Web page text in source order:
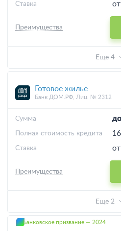
Ставка
Преимущества
Еще 4
Готовое жилье
Банк ДОМ.РФ, Лиц. № 2312
Cумма
Полная стоимость кредита
Ставка
Преимущества
Еще 2
Банковское призвание — 2024